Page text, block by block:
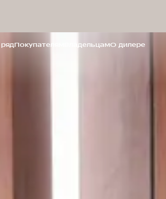
Покупателям ВладельцамО дилере